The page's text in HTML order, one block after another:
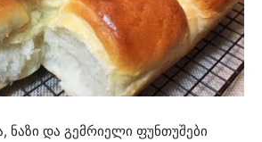
და გემრიელი ფუნთუშები